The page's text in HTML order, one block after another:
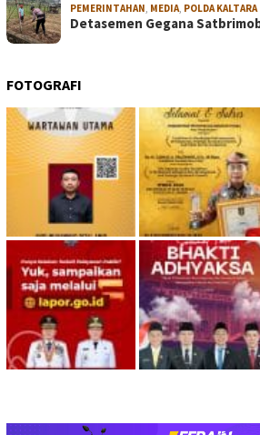
PEMERINTAHAN, MEDIA, POLDA KALTARA
Detasemen Gegana
FOTOGRAFI